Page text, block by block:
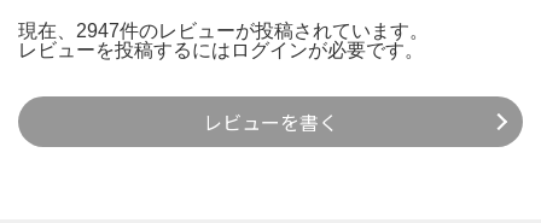
現在、2947件のレビューが投稿されています。
レビューを投稿するには ログインが必要です。
レビューを書く